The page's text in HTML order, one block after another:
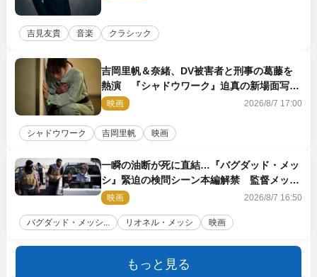
吉見友貴 音楽 クラシック
吉岡里帆＆奈緒、DV被害者と刑事の葛藤を
熱演 『シャドウワーク』迫真の新場面写真
公開
映画 2026/8/7 17:00
シャドウワーク 吉岡里帆 映画
一瞬の油断が死に直結…『バグダッド・メッ
シ』緊迫の検問シーン本編解禁 監督メッセ
ージも到着
映画 2026/8/7 16:50
バグダッド・メッシ... リオネル・メッシ 映画
もっと見る